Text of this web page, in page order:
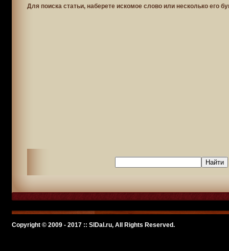
Для поиска статьи, наберете искомое слово или несколько его
Copyright © 2009 - 2017 :: SlDal.ru, All Rights Reserved.